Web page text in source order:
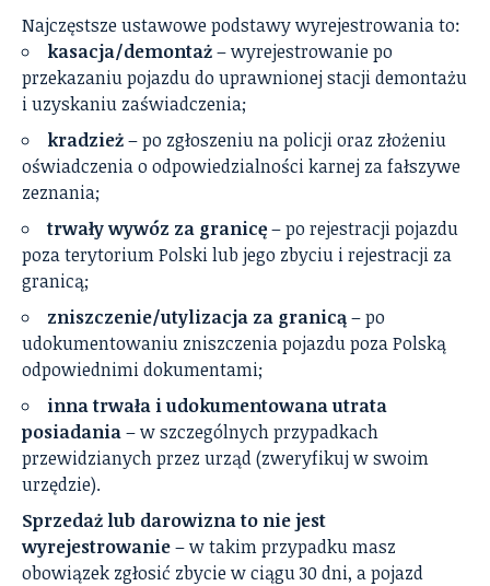
Najczęstsze ustawowe podstawy wyrejestrowania to:
kasacja/demontaż– wyrejestrowanie po
przekazaniu pojazdu do uprawnionej stacji demontażu
i uzyskaniu zaświadczenia;
kradzież– po zgłoszeniu na policji oraz złożeniu
oświadczenia o odpowiedzialności karnej za fałszywe
zeznania;
trwały wywóz za granicę– po rejestracji pojazdu
poza terytorium Polski lub jego zbyciu i rejestracji za
granicą;
zniszczenie/utylizacja za granicą– po
udokumentowaniu zniszczenia pojazdu poza Polską
odpowiednimi dokumentami;
inna trwała i udokumentowana utrata
posiadania– w szczególnych przypadkach
przewidzianych przez urząd (zweryfikuj w swoim
urzędzie).
Sprzedaż lub darowizna to nie jest
wyrejestrowanie– w takim przypadku masz
obowiązek zgłosić zbycie w ciągu 30 dni, a pojazd